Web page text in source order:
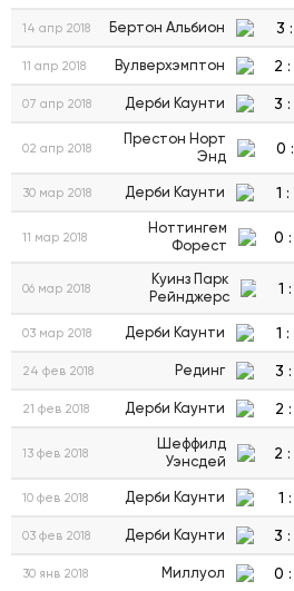
14 апр 2018 Бертон Альбион 3 :
11 апр 2018 Вулверхэмптон 2 :
07 апр 2018 Дерби Каунти 3 :
02 апр 2018
Престон Норт
Энд
0 :
30 мар 2018 Дерби Каунти 1 :
11 мар 2018
Ноттингем
Форест
0 :
06 мар 2018
Куинз Парк
Рейнджерс
1 :
03 мар 2018 Дерби Каунти 1 :
24 фев 2018 Рединг 3 :
21 фев 2018 Дерби Каунти 2 :
13 фев 2018
Шеффилд
Уэнсдей
2 :
10 фев 2018 Дерби Каунти 1 :
03 фев 2018 Дерби Каунти 3 :
30 янв 2018 Миллуол 0 :